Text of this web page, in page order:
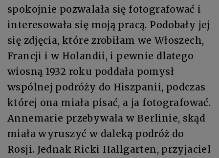
spokojnie pozwalała się fotografować i
interesowała się moją pracą. Podobały jej
się zdjęcia, które zrobiłam we Włoszech,
Francji i w Holandii, i pewnie dlatego
wiosną 1932 roku poddała pomysł
wspólnej podróży do Hiszpanii, podczas
której ona miała pisać, a ja fotografować.
Annemarie przebywała w Berlinie, skąd
miała wyruszyć w daleką podróż do
Rosji. Jednak Ricki Hallgarten, przyjaciel